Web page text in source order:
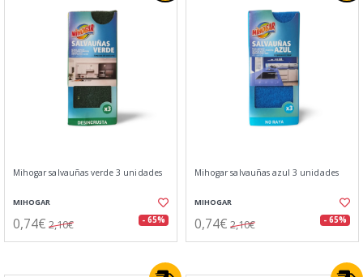
Mihogar salvauñas verde 3 unidades
MIHOGAR
0,74€ 2,10€ - 65%
Mihogar salvauñas azul 3 unidades
MIHOGAR
0,74€ 2,10€ - 65%